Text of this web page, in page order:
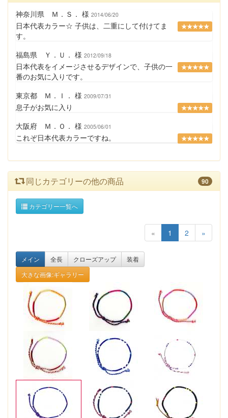
神奈川県 Ｍ．Ｓ． 様 2014/06/20
★★★★★
日本代表カラー☆ 子供は、二重にして付けてま
す。
福島県 Ｙ．Ｕ． 様 2012/09/18
★★★★★
日本代表をイメージさせるデザインで、子供の一
番のお気に入りです。
東京都 Ｍ．Ｉ． 様 2009/07/31
★★★★★
息子がお気に入り
大阪府 Ｍ．Ｏ． 様 2005/06/01
★★★★★
これぞ日本代表カラーですね。
同じカテゴリーの他の商品 90
カテゴリー一覧へ
« 1 2 »
メイン 全長 クローズアップ
装着
大きな画像:ギャラリー